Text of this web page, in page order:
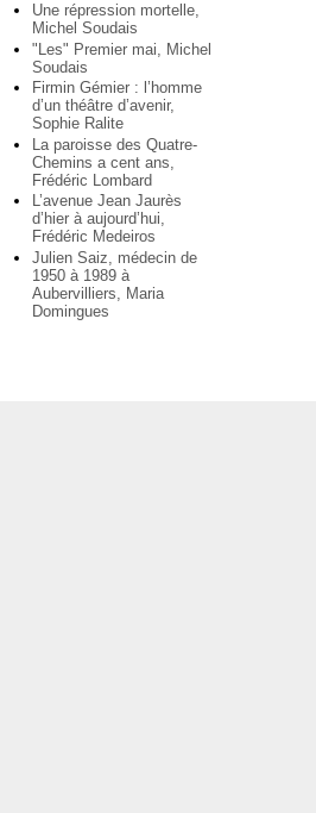
Une répression mortelle,
Michel Soudais
"Les" Premier mai, Michel
Soudais
Firmin Gémier : l’homme
d’un théâtre d’avenir,
Sophie Ralite
La paroisse des Quatre-
Chemins a cent ans,
Frédéric Lombard
L’avenue Jean Jaurès
d’hier à aujourd’hui,
Frédéric Medeiros
Julien Saiz, médecin de
1950 à 1989 à
Aubervilliers, Maria
Domingues